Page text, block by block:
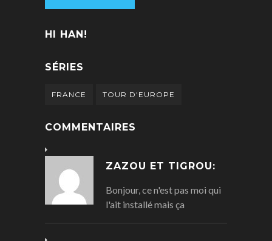
HI HAN!
SÉRIES
FRANCE TOUR D'EUROPE
COMMENTAIRES
ZAZOU ET TIGROU:
Bonjour, ce n'est pas moi qui
l'ait installé mais ça